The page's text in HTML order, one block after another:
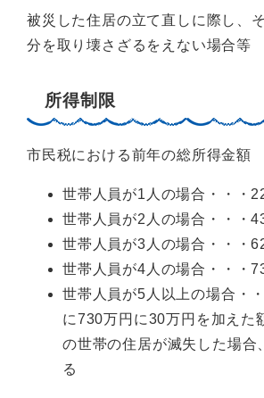
被災した住居の立て直しに際し、
分を取り壊さざるをえない場合等
所得制限
市民税における前年の総所得金額
世帯人員が1人の場合・・・
世帯人員が2人の場合・・・
世帯人員が3人の場合・・・
世帯人員が4人の場合・・・
世帯人員が5人以上の場合・
に730万円に30万円を加えた
の世帯の住居が滅失した場合
る